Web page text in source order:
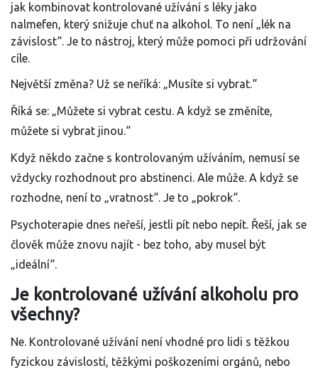
jak kombinovat kontrolované užívání s léky jako
nalmefen, který snižuje chuť na alkohol. To není „lék na
závislost“. Je to nástroj, který může pomoci při udržování
cíle.
Největší změna? Už se neříká: „Musíte si vybrat.“
Říká se: „Můžete si vybrat cestu. A když se změníte,
můžete si vybrat jinou.“
Když někdo začne s kontrolovaným užíváním, nemusí se
vždycky rozhodnout pro abstinenci. Ale může. A když se
rozhodne, není to „vratnost“. Je to „pokrok“.
Psychoterapie dnes neřeší, jestli pít nebo nepít. Řeší, jak se
člověk může znovu najít - bez toho, aby musel být
„ideální“.
Je kontrolované užívání alkoholu pro
všechny?
Ne. Kontrolované užívání není vhodné pro lidi s těžkou
fyzickou závislostí, těžkými poškozeními orgánů, nebo